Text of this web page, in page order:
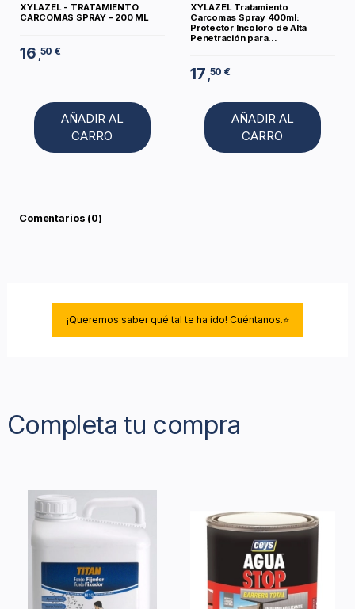
XYLAZEL - TRATAMIENTO
CARCOMAS SPRAY - 200 ML
16 ,50 €
AÑADIR AL
CARRO
XYLAZEL Tratamiento
Carcomas Spray 400ml:
Protector Incoloro de Alta
Penetración para...
17 ,50 €
AÑADIR AL
CARRO
Comentarios (0)
¡Queremos saber qué tal te ha ido! Cuéntanos.⭐
Completa tu compra